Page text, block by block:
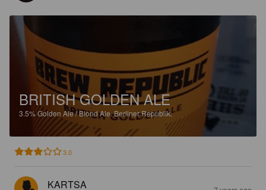
BRITISH GOLDEN ALE
3.5%Golden Ale / Blond Ale.Berliner Republik.
3.0
KARTSA